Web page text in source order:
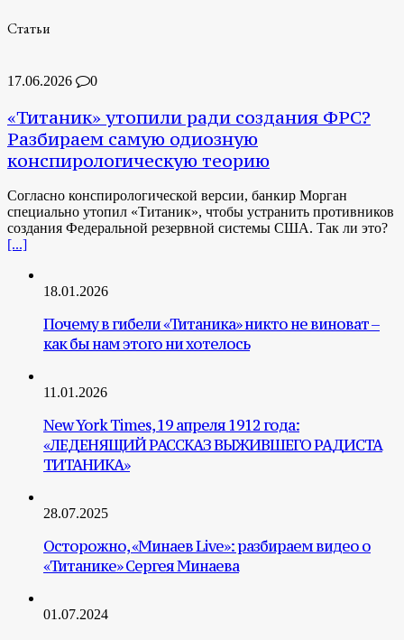
Статьи
17.06.2026 0
«Титаник» утопили ради создания ФРС?
Разбираем самую одиозную
конспирологическую теорию
Согласно конспирологической версии, банкир Морган
специально утопил «Титаник», чтобы устранить противников
создания Федеральной резервной системы США. Так ли это?
[...]
18.01.2026
Почему в гибели «Титаника» никто не виноват –
как бы нам этого ни хотелось
11.01.2026
New York Times, 19 апреля 1912 года:
«ЛЕДЕНЯЩИЙ РАССКАЗ ВЫЖИВШЕГО РАДИСТА
ТИТАНИКА»
28.07.2025
Осторожно, «Минаев Live»: разбираем видео о
«Титанике» Сергея Минаева
01.07.2024